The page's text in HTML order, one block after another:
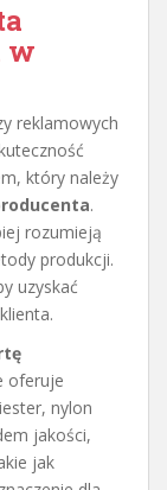
w
reklamowych
który należy
.
rozumieją
produkcji.
uzyskać
oferuje
nylon
jakości,
jak